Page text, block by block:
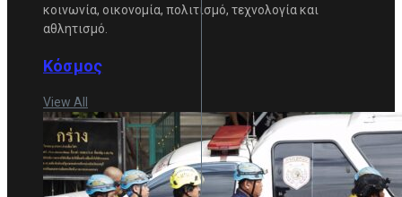
κοινωνία, οικονομία, πολιτισμό, τεχνολογία και
αθλητισμό.
Κόσμος
View All